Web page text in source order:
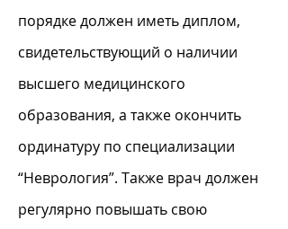
порядке должен иметь диплом,
свидетельствующий о наличии
высшего медицинского
образования, а также окончить
ординатуру по специализации
“Неврология”. Также врач должен
регулярно повышать свою